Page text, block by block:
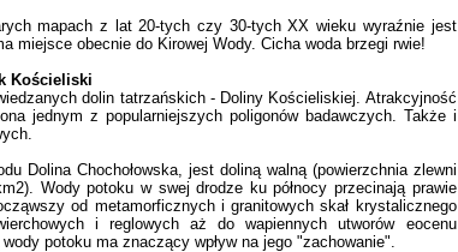
mapach z lat 20-tych czy 30-tych XX wieku wyraźnie jest
miejsce obecnie do Kirowej Wody. Cicha woda brzegi rwie!
Kościeliski
dolin tatrzańskich - Doliny Kościeliskiej. Atrakcyjność
jednym z popularniejszych poligonów badawczych. Także i
Chochołowska, jest doliną walną (powierzchnia zlewni
Wody potoku w swej drodze ku północy przecinają prawie
od metamorficznych i granitowych skał krystalicznego
i reglowych aż do wapiennych utworów eocenu
potoku ma znaczący wpływ na jego "zachowanie".